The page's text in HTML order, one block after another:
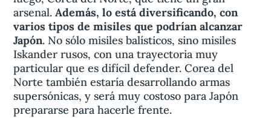
arsenal.Además, lo está diversificando, con
varios tipos de misiles que podrían alcanzar
Japón. No sólo misiles balísticos, sino misiles
Iskander rusos, con una trayectoria muy
particular que es difícil defender. Corea del
Norte también estaría desarrollando armas
supersónicas, y será muy costoso para Japón
prepararse para hacerle frente.